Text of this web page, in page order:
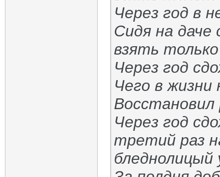
Через год в
Сидя на даче
взять
Через год
Чего в жизни
Через год
третий раз
бледнолицый